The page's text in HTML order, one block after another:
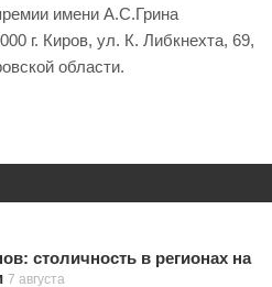
имени А.С.Грина
г. Киров, ул. К. Либкнехта, 69,
области.
столичность в регионах на
7 августа